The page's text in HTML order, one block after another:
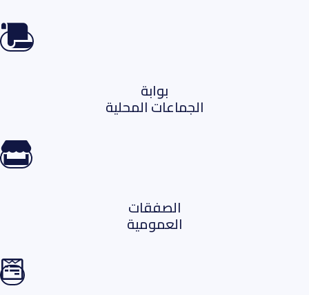
بوابة
الجماعات المحلية
الصفقات
العمومية